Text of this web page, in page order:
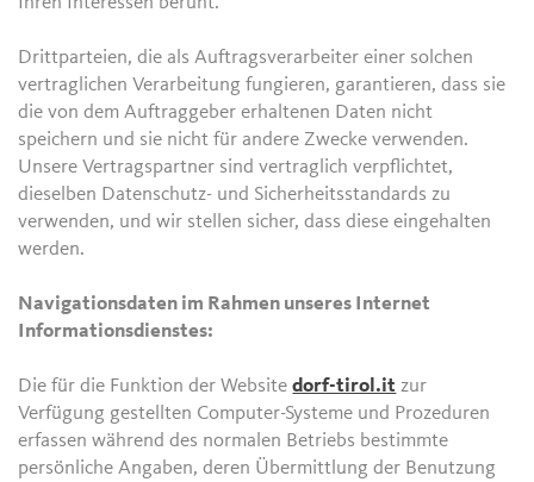
Drittparteien, die als Auftragsverarbeiter einer solchen
vertraglichen Verarbeitung fungieren, garantieren, dass sie
die von dem Auftraggeber erhaltenen Daten nicht
speichern und sie nicht für andere Zwecke verwenden.
Unsere Vertragspartner sind vertraglich verpflichtet,
dieselben Datenschutz- und Sicherheitsstandards zu
verwenden, und wir stellen sicher, dass diese eingehalten
werden.
Navigationsdaten im Rahmen unseres Internet
Informationsdienstes:
Die für die Funktion der Websitedorf-tirol.it zur
Verfügung gestellten Computer-Systeme und Prozeduren
erfassen während des normalen Betriebs bestimmte
persönliche Angaben, deren Übermittlung der Benutzung